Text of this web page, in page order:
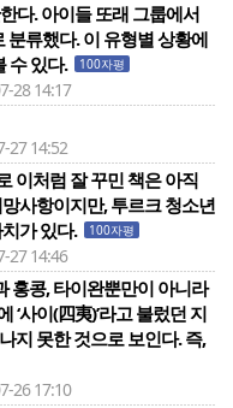
다. 아이들 또래 그룹에서
류했다. 이 유형별 상황에
수 있다.
100자평
28 14:17
27 14:52
이처럼 잘 꾸민 책은 아직
사항이지만, 투르크 청소년
가 있다.
100자평
27 14:46
홍콩, 타이완뿐만이 아니라
‘사이(四夷)’라고 불렀던 지
지 못한 것으로 보인다. 즉,
26 17:10